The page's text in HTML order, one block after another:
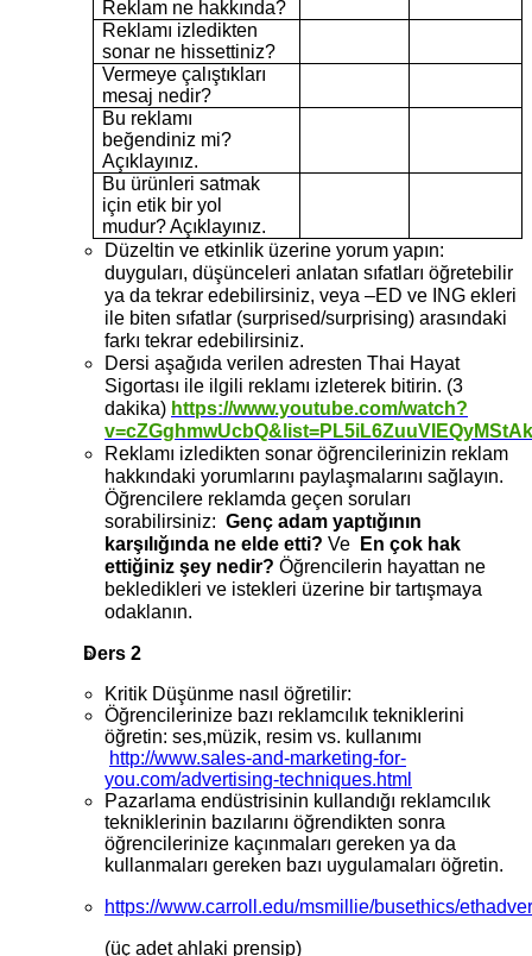
Reklam ne hakkında?
Reklamı izledikten
sonar ne hissettiniz?
Vermeye çalıştıkları
mesaj nedir?
Bu reklamı
beğendiniz mi?
Açıklayınız.
Bu ürünleri satmak
için etik bir yol
mudur? Açıklayınız.
Düzeltin ve etkinlik üzerine yorum yapın:
duyguları, düşünceleri anlatan sıfatları öğretebilir
ya da tekrar edebilirsiniz, veya –ED ve ING ekleri
ile biten sıfatlar (surprised/surprising) arasındaki
farkı tekrar edebilirsiniz.
Dersi aşağıda verilen adresten Thai Hayat
Sigortası ile ilgili reklamı izleterek bitirin. (3
dakika) https://www.youtube.com/watch?
Reklamı izledikten sonar öğrencilerinizin reklam
hakkındaki yorumlarını paylaşmalarını sağlayın.
Öğrencilere reklamda geçen soruları
sorabilirsiniz: Genç adam yaptığının
karşılığında ne elde etti? Ve
En çok hak
ettiğiniz şey nedir? Öğrencilerin hayattan ne
bekledikleri ve istekleri üzerine bir tartışmaya
odaklanın.
Ders 2
Kritik Düşünme nasıl öğretilir:
Öğrencilerinize bazı reklamcılık tekniklerini
öğretin: ses,müzik, resim vs. kullanımı
http://www.sales-and-marketing-for-
you.com/advertising-techniques.html
Pazarlama endüstrisinin kullandığı reklamcılık
tekniklerinin bazılarını öğrendikten sonra
öğrencilerinize kaçınmaları gereken ya da
kullanmaları gereken bazı uygulamaları öğretin.
https://www.carroll.edu/msmillie/busethics/
(üç adet ahlaki prensip)